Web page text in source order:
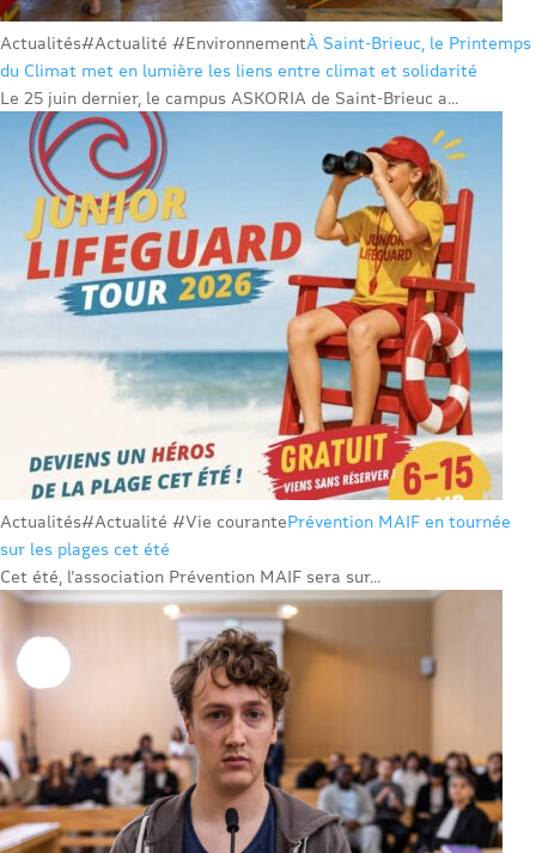
Actualités#Actualité #EnvironnementÀ Saint-Brieuc, le Printemps
du Climat met en lumière les liens entre climat et solidarité
Le 25 juin dernier, le campus ASKORIA de Saint-Brieuc a...
Actualités#Actualité #Vie courantePrévention MAIF en tournée
sur les plages cet été
Cet été, l’association Prévention MAIF sera sur...